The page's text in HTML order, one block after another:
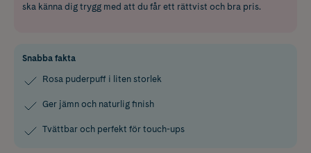
ska känna dig trygg med att du får ett rättvist och bra pris.
Snabba fakta
Rosa puderpuff i liten storlek
Ger jämn och naturlig finish
Tvättbar och perfekt för touch-ups